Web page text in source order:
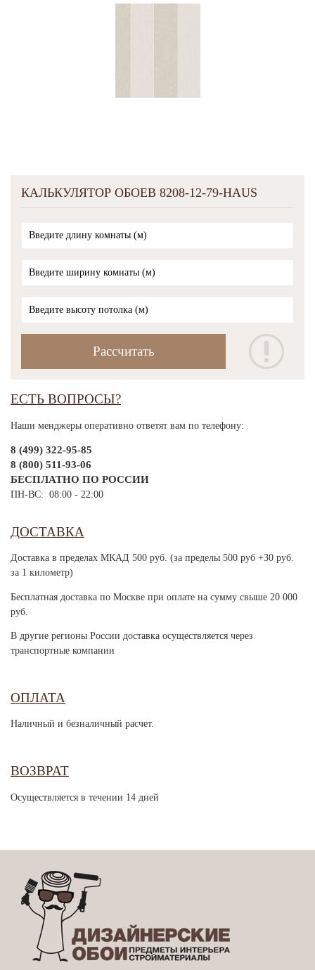
КАЛЬКУЛЯТОР ОБОЕВ 8208-12-79-HAUS
ЕСТЬ ВОПРОСЫ?
Наши менджеры оперативно ответят вам по телефону:
8 (499) 322-95-85
8 (800) 511-93-06
БЕСПЛАТНО ПО РОССИИ
ПН-ВС: 08:00 - 22:00
ДОСТАВКА
Доставка в пределах МКАД 500 руб. (за пределы 500 руб +30 руб.
за 1 километр)
Бесплатная доставка по Москве при оплате на сумму свыше 20 000
руб.
В другие регионы России доставка осуществляется через
транспортные компании
ОПЛАТА
Наличный и безналичный расчет.
ВОЗВРАТ
Осуществляется в течении 14 дней